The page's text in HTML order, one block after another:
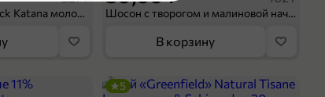
304 дн.
75 г
код не указан
Flow-pack
Кофе «Bushido» Black Katana молотый, 227 г Шосон с творогом и малиновой начинкой, 102 г
В корзину
5